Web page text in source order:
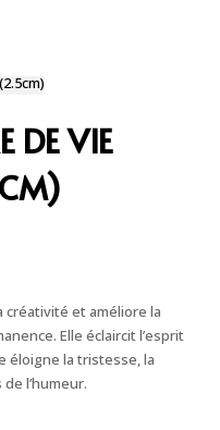
DE VIE
créativité et améliore la
Elle éclaircit l’esprit
éloigne la tristesse, la
l’humeur.